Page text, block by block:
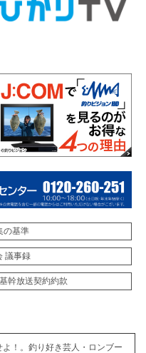
の基準
議事録
幹放送契約約款
！。釣り好き芸人・ロンブー